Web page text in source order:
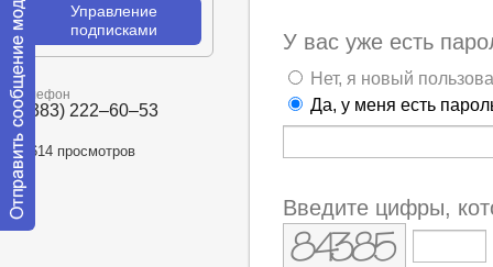
Управление
подписками
Телефон
+(383) 222–60–53
44614 просмотров
У вас уже есть
Нет, я новый
Да, у меня есть
Введите цифры,